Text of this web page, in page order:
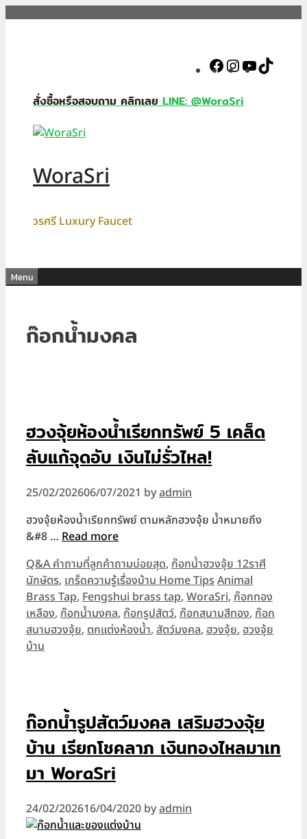
Facebook
Instagram
YouTube
สั่งซื้อหรือสอบถาม คลิกเลยLINE: @WoraSri
WoraSri
วรศรี Luxury Faucet
Menu
ก๊อกน้ำมงคล
ฮวงจุ้ยห้องน้ำเรียกทรัพย์ 5 เคล็ด
ลับแก้จุดอับ เงินไม่รั่วไหล!
25/02/202606/07/2021 byadmin
ฮวงจุ้ยห้องน้ำเรียกทรัพย์ ตามหลักฮวงจุ้ย น้ำหมายถึง
&#8 … Read more
Categories
Q&A คำถามที่ลูกค้าถามบ่อยสุด, ก๊อกน้ำฮวงจุ้ย 12ราศี
นักษัตร, เกร็ดความรู้เรื่องบ้าน Home TipsTags
Animal
Brass Tap, Fengshui brass tap, WoraSri, ก๊อกทอง
เหลือง, ก๊อกน้ำมงคล, ก๊อกรูปสัตว์, ก๊อกสนามสีทอง, ก๊อก
สนามฮวงจุ้ย, ตกแต่งห้องน้ำ, สัตว์มงคล, ฮวงจุ้ย, ฮวงจุ้ย
บ้าน
ก๊อกน้ำรูปสัตว์มงคล เสริมฮวงจุ้ย
บ้าน เรียกโชคลาภ เงินทองไหลมาเท
มา WoraSri
24/02/202616/04/2020 byadmin